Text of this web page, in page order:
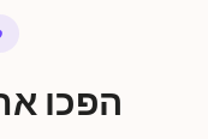
הפכו